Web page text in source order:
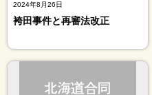
2024年8月26日
袴田事件と再審法改正